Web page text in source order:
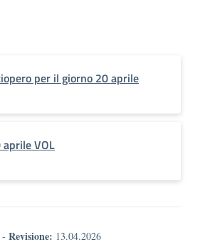
per il giorno 20 aprile
VOL
- Revisione: 13.04.2026